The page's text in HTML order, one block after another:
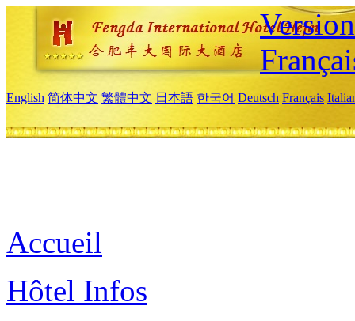
English 简体中文 繁體中文 日本語 한국어 Deutsch Français
Accueil
Hôtel Infos